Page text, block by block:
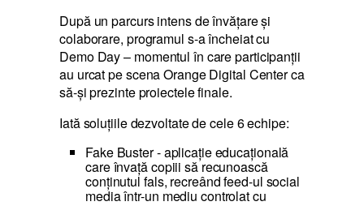
După un parcurs intens de învățare și
colaborare, programul s-a încheiat cu
Demo Day – momentul în care participanții
au urcat pe scena Orange Digital Center ca
să-și prezinte proiectele finale.
Iată soluțiile dezvoltate de cele 6 echipe:
Fake Buster - aplicație educațională
care învață copiii să recunoască
conținutul fals, recreând feed-ul social
media într-un mediu controlat cu